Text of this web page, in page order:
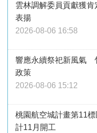
雲林調解委員貢獻獲
表揚
2026-08-06 16:58
響應永續祭祀新風氣
政策
2026-08-06 15:12
桃園航空城計畫第11
計11月開工